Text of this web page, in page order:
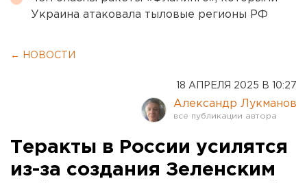
Украина атаковала тыловые регионы РФ
← НОВОСТИ
18 АПРЕЛЯ 2025 В 10:27
Александр Лукманов
Теракты в России усилятся
из-за создания Зеленским